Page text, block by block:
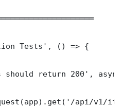
Tests', () => {
should return 200',
api/v1/